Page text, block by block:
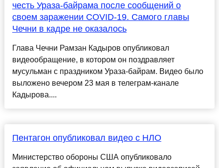
честь Ураза-байрама после сообщений о
своем заражении COVID-19. Самого главы
Чечни в кадре не оказалось
Глава Чечни Рамзан Кадыров опубликовал
видеообращение, в котором он поздравляет
мусульман с праздником Ураза-байрам. Видео было
выложено вечером 23 мая в телеграм-канале
Кадырова....
Пентагон опубликовал видео с НЛО
Министерство обороны США опубликовало